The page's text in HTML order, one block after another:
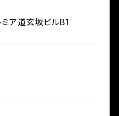
ア道玄坂ビルB1